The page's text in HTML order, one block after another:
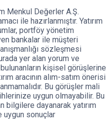
Menkul Değerler A.Ş.
ile hazırlanmıştır. Yatırım
portföy yönetim
bankalar ile müşteri
sözleşmesi
yer alan yorum ve
kişisel görüşlerine
aracının alım-satım önerisi
Bu görüşler mali
uygun olmayabilir. Bu
bilgilere dayanarak yatırım
uygun sonuçlar